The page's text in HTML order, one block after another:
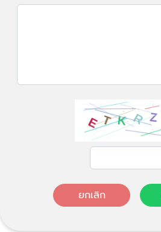
ยกเลิก